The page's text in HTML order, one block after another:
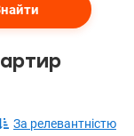
За релевантністю